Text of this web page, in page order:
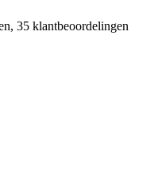
35 klantbeoordelingen